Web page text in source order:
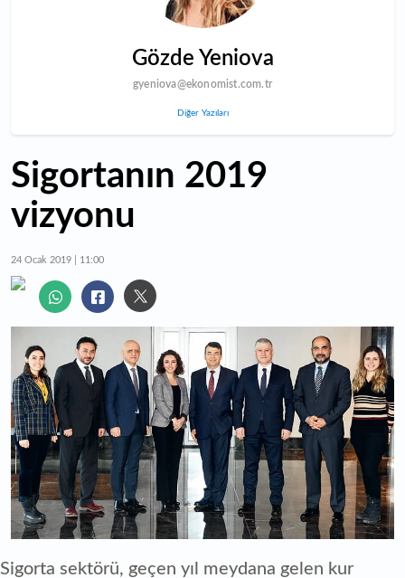
Gözde Yeniova
gyeniova@ekonomist.com.tr
Diğer Yazıları
Sigortanın 2019
vizyonu
24 Ocak 2019 | 11:00
Sigorta sektörü, geçen yıl meydana gelen kur